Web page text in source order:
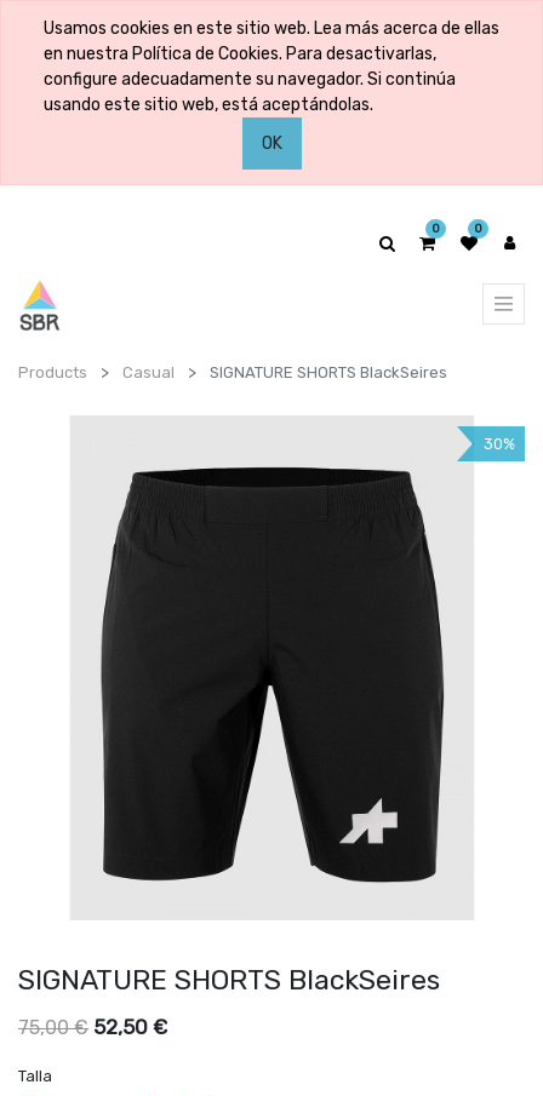
Usamos cookies en este sitio web. Lea más acerca de ellas
en nuestra Política de Cookies. Para desactivarlas,
configure adecuadamente su navegador. Si continúa
usando este sitio web, está aceptándolas.
OK
0 0
Products Casual SIGNATURE SHORTS BlackSeires
30%
SIGNATURE SHORTS BlackSeires
75,00€ 52,50 €
Talla